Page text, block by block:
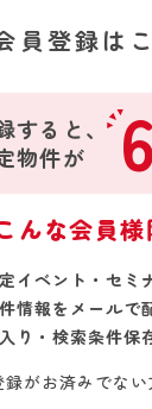
員登録は
すると、
物件が
んな会員
イベント・セミ
情報をメールで
り・検索条件保
録がお済みでな